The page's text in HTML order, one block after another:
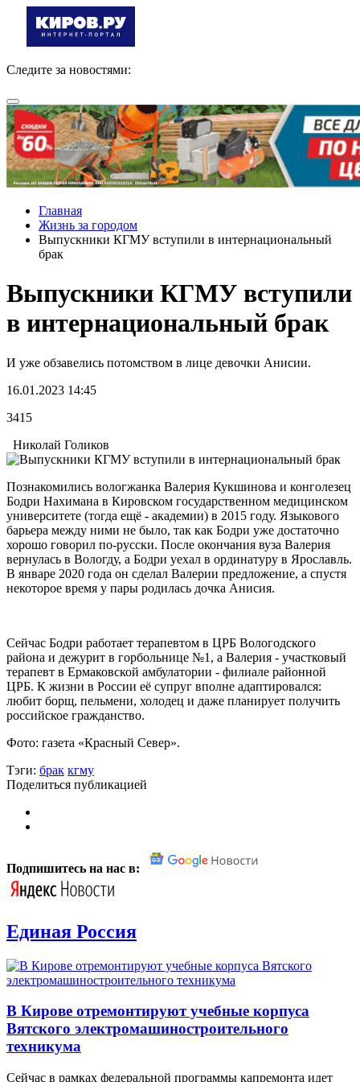
Следите за новостями:
Главная
Жизнь за городом
Выпускники КГМУ вступили в интернациональный
брак
Выпускники КГМУ вступили
в интернациональный брак
И уже обзавелись потомством в лице девочки Анисии.
16.01.2023 14:45
3415
Николай Голиков
Познакомились вологжанка Валерия Кукшинова и конголезец
Бодри Нахимана в Кировском государственном медицинском
университете (тогда ещё - академии) в 2015 году. Языкового
барьера между ними не было, так как Бодри уже достаточно
хорошо говорил по-русски. После окончания вуза Валерия
вернулась в Вологду, а Бодри уехал в ординатуру в Ярославль.
В январе 2020 года он сделал Валерии предложение, а спустя
некоторое время у пары родилась дочка Анисия.
Сейчас Бодри работает терапевтом в ЦРБ Вологодского
района и дежурит в горбольнице №1, а Валерия - участковый
терапевт в Ермаковской амбулатории - филиале районной
ЦРБ. К жизни в России её супруг вполне адаптировался:
любит борщ, пельмени, холодец и даже планирует получить
российское гражданство.
Фото: газета «Красный Север».
Тэги: брак кгму
Поделиться публикацией
Подпишитесь на нас в:
Единая Россия
В Кирове отремонтируют учебные корпуса
Вятского электромашиностроительного
техникума
Сейчас в рамках федеральной программы капремонта идет